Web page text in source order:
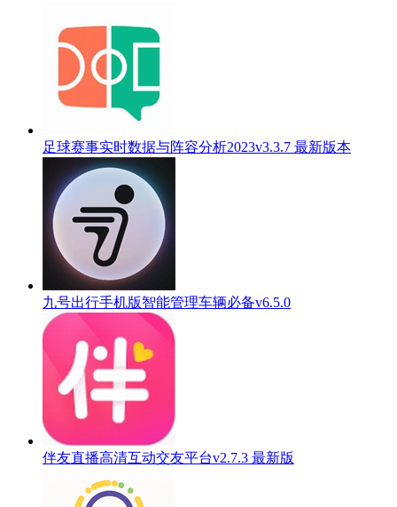
足球赛事实时数据与阵容分析2023v3.3.7 最新版本
九号出行手机版智能管理车辆必备v6.5.0
伴友直播高清互动交友平台v2.7.3 最新版